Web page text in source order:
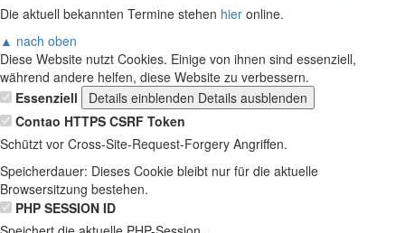
Die aktuell bekannten Termine stehen hier online.
▲ nach oben
Diese Website nutzt Cookies. Einige von ihnen sind essenziell,
während andere helfen, diese Website zu verbessern.
Essenziell
Details einblenden Details ausblenden
Contao HTTPS CSRF Token
Schützt vor Cross-Site-Request-Forgery Angriffen.
Speicherdauer: Dieses Cookie bleibt nur für die aktuelle
Browsersitzung bestehen.
PHP SESSION ID